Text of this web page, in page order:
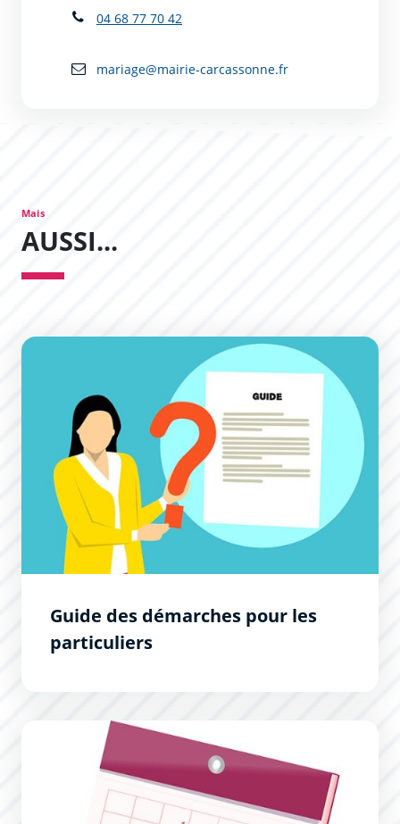
04 68 77 70 42
mariage@mairie-carcassonne.fr
Mais
AUSSI...
Guide des démarches pour les particuliers
Guide des démarches pour les
particuliers
Prise de rendez-vous avec le service de l&#039;Etat Civil